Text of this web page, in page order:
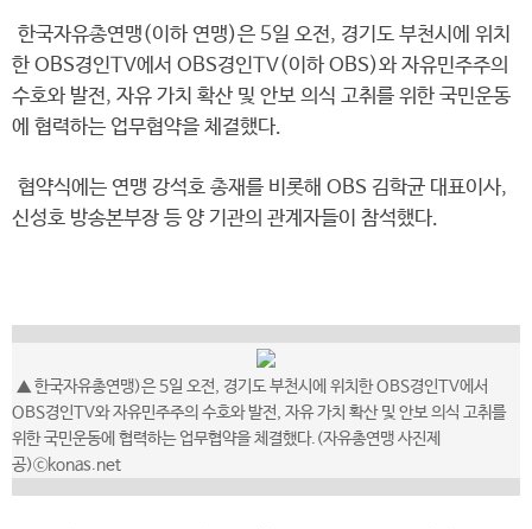
한국자유총연맹(이하 연맹)은 5일 오전, 경기도 부천시에 위치
한 OBS경인TV에서 OBS경인TV(이하 OBS)와 자유민주주의
수호와 발전, 자유 가치 확산 및 안보 의식 고취를 위한 국민운동
에 협력하는 업무협약을 체결했다.
협약식에는 연맹 강석호 총재를 비롯해 OBS 김학균 대표이사,
신성호 방송본부장 등 양 기관의 관계자들이 참석했다.
▲ 한국자유총연맹)은 5일 오전, 경기도 부천시에 위치한 OBS경인TV에서
OBS경인TV와 자유민주주의 수호와 발전, 자유 가치 확산 및 안보 의식 고취를
위한 국민운동에 협력하는 업무협약을 체결했다.(자유총연맹 사진제
공)ⓒkonas.net